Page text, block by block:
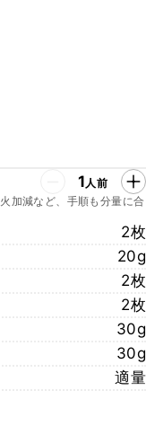
1人前
加減など、手順も分量に合
2枚
20g
2枚
2枚
30g
30g
適量